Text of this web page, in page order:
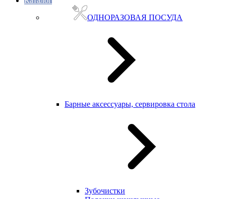
ОДНОРАЗОВАЯ ПОСУДА
Барные аксессуары, сервировка стола
Зубочистки